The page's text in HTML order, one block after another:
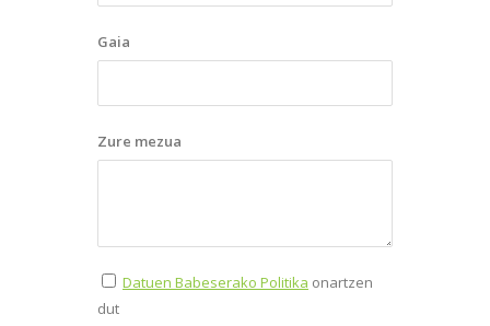
Gaia
Zure mezua
Datuen Babeserako Politika onartzen
dut